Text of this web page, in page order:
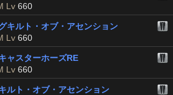
Lv 660
キルト・オブ・アセンション
Lv 660
ャスターホーズRE
Lv 660
ルト・オブ・アセンション